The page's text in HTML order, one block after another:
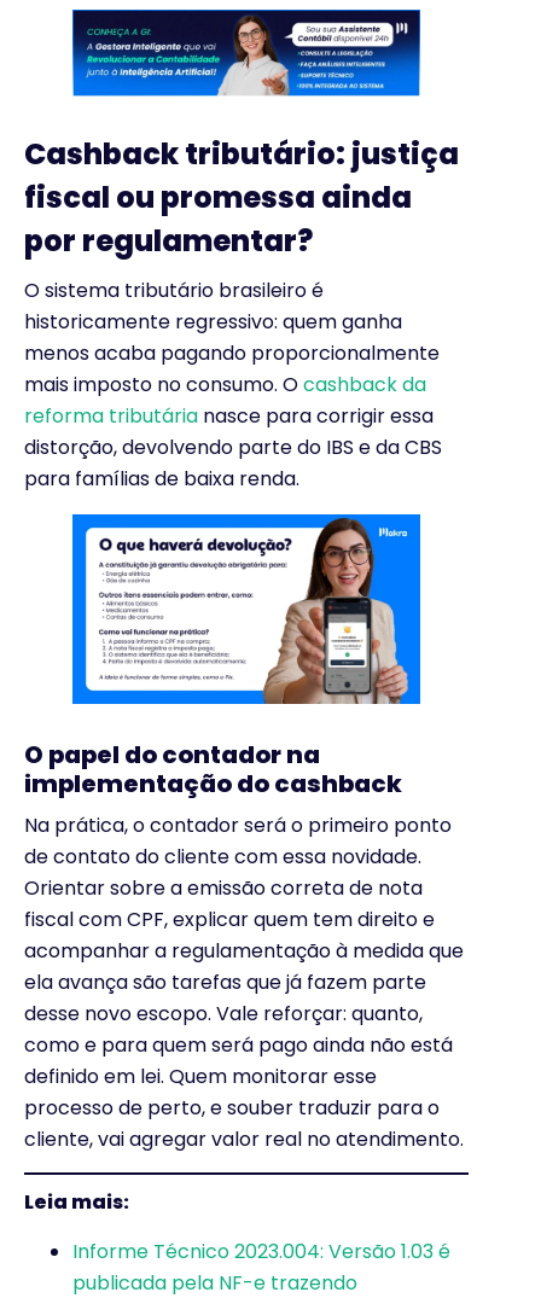
Cashback tributário: justiça
fiscal ou promessa ainda
por regulamentar?
O sistema tributário brasileiro é
historicamente regressivo: quem ganha
menos acaba pagando proporcionalmente
mais imposto no consumo. Ocashback da
reforma tributária nasce para corrigir essa
distorção, devolvendo parte do IBS e da CBS
para famílias de baixa renda.
O papel do contador na
implementação do cashback
Na prática, o contador será o primeiro ponto
de contato do cliente com essa novidade.
Orientar sobre a emissão correta de nota
fiscal com CPF, explicar quem tem direito e
acompanhar a regulamentação à medida que
ela avança são tarefas que já fazem parte
desse novo escopo. Vale reforçar: quanto,
como e para quem será pago ainda não está
definido em lei. Quem monitorar esse
processo de perto, e souber traduzir para o
cliente, vai agregar valor real no atendimento.
Leia mais:
Informe Técnico 2023.004: Versão 1.03 é
publicada pela NF-e trazendo